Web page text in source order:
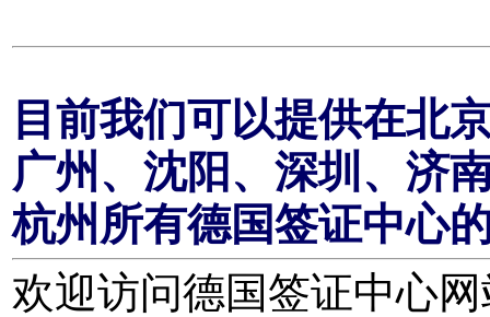
目前我们可以提供在北
广州、沈阳、深圳、济
杭州所有德国签证中心
欢迎访问德国签证中心